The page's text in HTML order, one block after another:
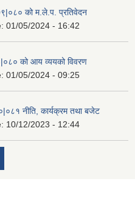
को म.ले.प. प्रतिवेदन
01/05/2024 - 16:42
को आय व्ययको विवरण
01/05/2024 - 09:25
नीति, कार्यक्रम तथा बजेट
10/12/2023 - 12:44